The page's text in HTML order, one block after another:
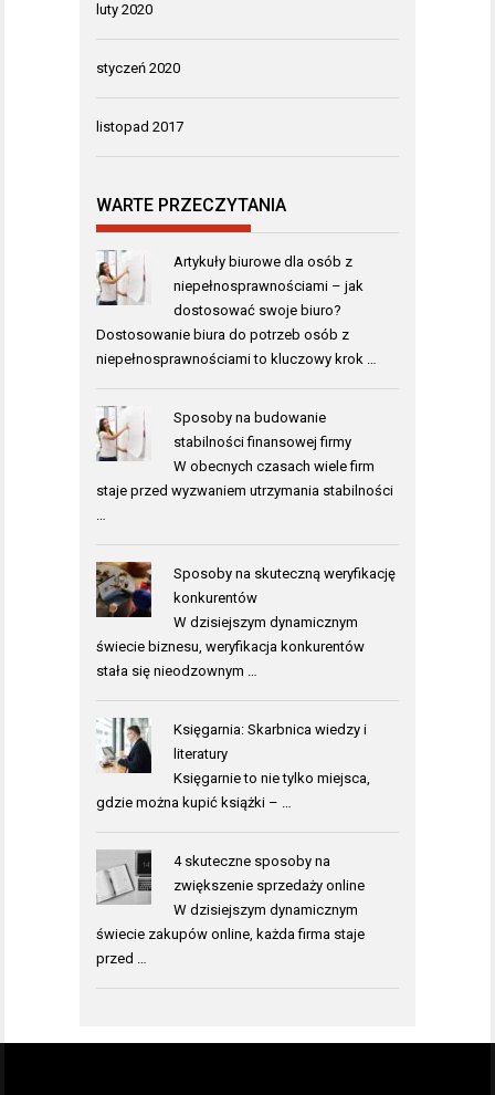
luty 2020
styczeń 2020
listopad 2017
WARTE PRZECZYTANIA
Artykuły biurowe dla osób z
niepełnosprawnościami – jak
dostosować swoje biuro?
Dostosowanie biura do potrzeb osób z
niepełnosprawnościami to kluczowy krok …
Sposoby na budowanie
stabilności finansowej firmy
W obecnych czasach wiele firm
staje przed wyzwaniem utrzymania stabilności
Sposoby na skuteczną weryfikację
konkurentów
W dzisiejszym dynamicznym
świecie biznesu, weryfikacja konkurentów
stała się nieodzownym …
Księgarnia: Skarbnica wiedzy i
literatury
Księgarnie to nie tylko miejsca,
gdzie można kupić książki – …
4 skuteczne sposoby na
zwiększenie sprzedaży online
W dzisiejszym dynamicznym
świecie zakupów online, każda firma staje
przed …